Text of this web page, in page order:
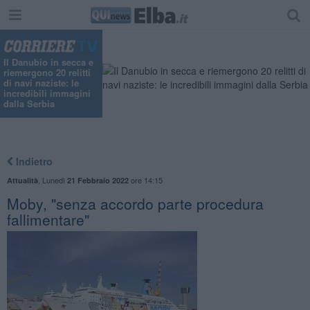
Il Danubio in secca e
riemergono 20 relitti
di navi naziste: le
incredibili immagini
dalla Serbia
Indietro
Attualità Lunedì 21 Febbraio 2022ore 14:15
Moby, "senza accordo parte procedura
fallimentare"